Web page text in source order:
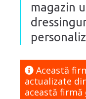
magazin
Această
actualizate
această firmă